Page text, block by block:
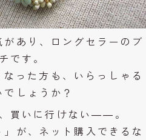
あり、ロングセラーのブ
です。
った方も、いらっしゃる
しょうか？
買いに行けない――。
が、ネット購入できるな